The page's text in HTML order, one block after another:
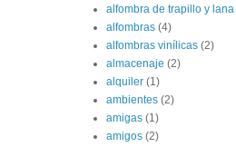
alfombra de trapillo y lana
alfombras (4)
alfombras vinílicas (2)
almacenaje (2)
alquiler (1)
ambientes (2)
amigas (1)
amigos (2)